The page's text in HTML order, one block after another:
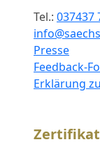
Tel.: 037437
Presse
Feedback-
Erklärung